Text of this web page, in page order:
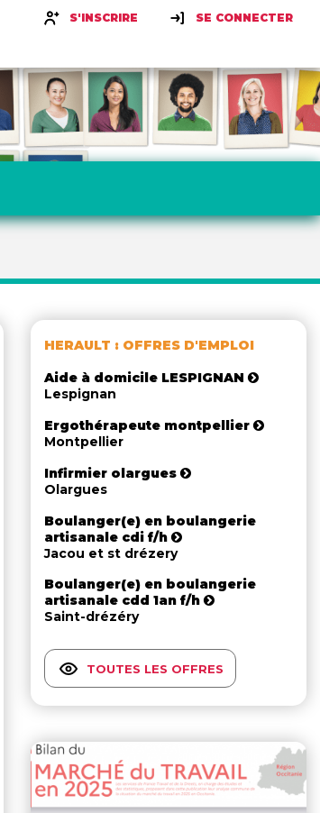
S'INSCRIRE SE CONNECTER
HERAULT : OFFRES D'EMPLOI
Aide à domicile LESPIGNAN
Lespignan
Ergothérapeute montpellier
Montpellier
Infirmier olargues
Olargues
Boulanger(e) en boulangerie
artisanale cdi f/h
Jacou et st drézery
Boulanger(e) en boulangerie
artisanale cdd 1an f/h
Saint-drézéry
TOUTES LES OFFRES